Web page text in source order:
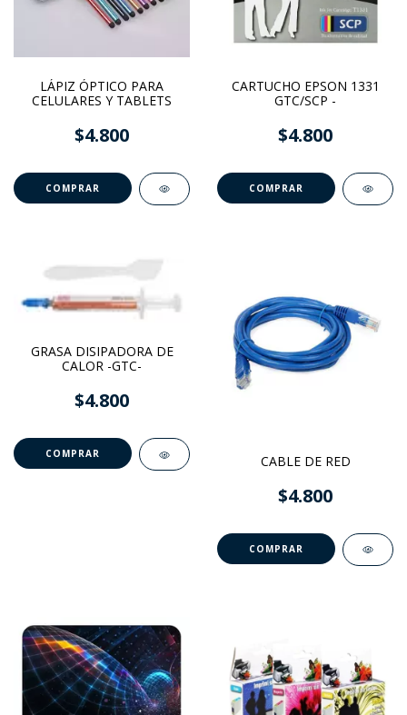
LÁPIZ ÓPTICO PARA
CELULARES Y TABLETS
$4.800
CARTUCHO EPSON 1331
GTC/SCP -
$4.800
COMPRAR
GRASA DISIPADORA DE
CALOR -GTC-
$4.800
CABLE DE RED
$4.800
COMPRAR